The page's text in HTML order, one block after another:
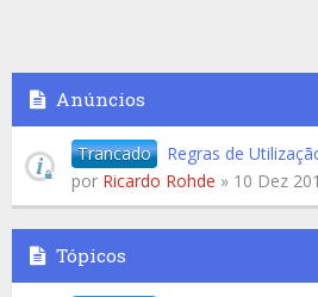
Anúncios
Trancado
Regras de
por Ricardo Rohde » 10 Dez
Tópicos